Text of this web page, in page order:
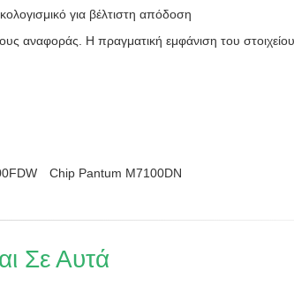
για βέλτιστη απόδοση
αναφοράς. Η πραγματική εμφάνιση του
Chip Pantum M7100DN
Σε Αυτά